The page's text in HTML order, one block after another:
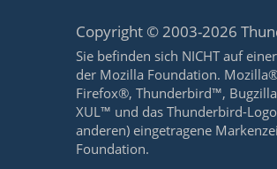
Copyright © 2003-2026
Sie befinden sich NICHT auf
der Mozilla Foundation.
Firefox®, Thunderbird™,
XUL™ und das Thunderbird-
anderen) eingetragene
Foundation.